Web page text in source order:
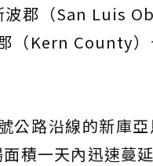
波郡（San Luis
（Kern County
公路沿線的新庫
積一天內迅速蔓